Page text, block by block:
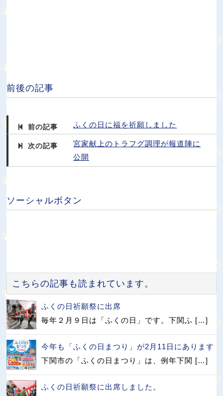
前後の記事
前の記事 ふくの日に福を祈願しました
次の記事
宮家献上のトラフグ調理が報道陣に
公開
ソーシャルボタン
こちらの記事も読まれています。
ふくの日祈願祭に出席
毎年２月９日は「ふくの日」です。下関ふ […]
今年も「ふくの日まつり」が2月11日にあります
下関市の「ふくの日まつり」は、例年下関 […]
ふくの日祈願祭に出席しました。